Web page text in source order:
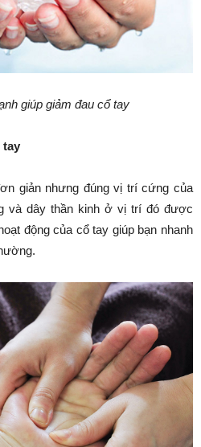
giúp giảm đau cổ tay
tay
giản nhưng đúng vị trí cứng của
và dây thần kinh ở vị trí đó được
động của cổ tay giúp bạn nhanh